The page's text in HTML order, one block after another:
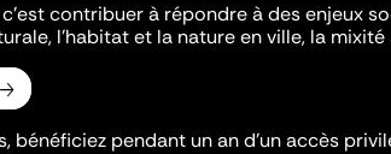
contribuer à répondre à des enjeux
l'habitat et la nature en ville, la mixité
bénéficiez pendant un an d’un accès